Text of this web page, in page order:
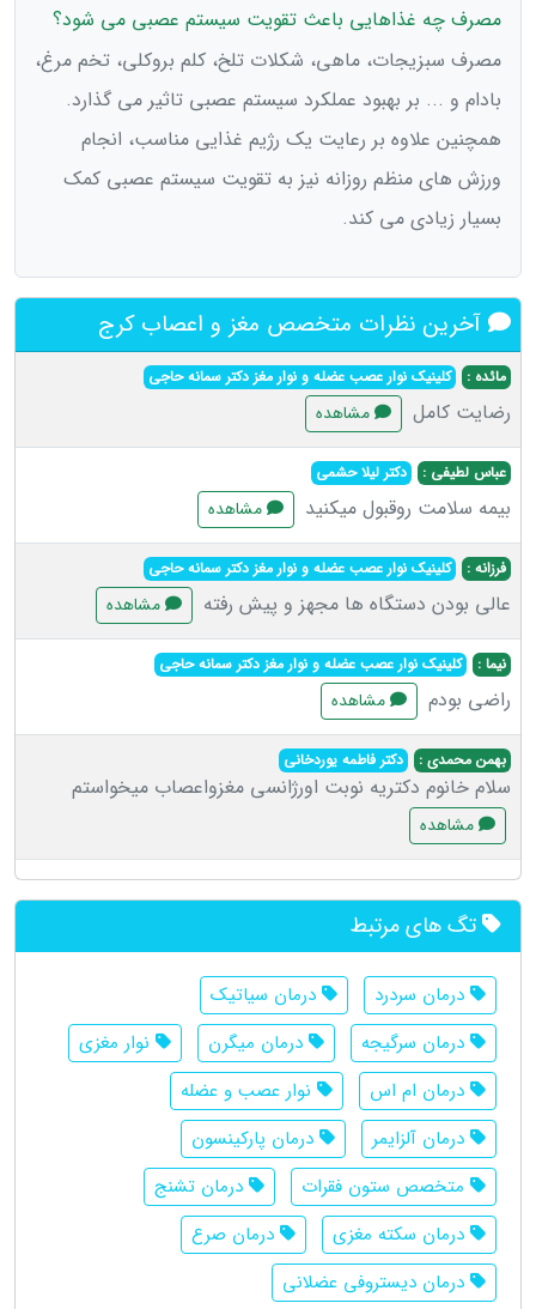
مصرف چه غذاهایی باعث تقویت سیستم عصبی می شود؟
مصرف سبزیجات، ماهی، شکلات تلخ، کلم بروکلی، تخم مرغ،
بادام و ... بر بهبود عملکرد سیستم عصبی تاثیر می گذارد.
همچنین علاوه بر رعایت یک رژیم غذایی مناسب، انجام
ورزش های منظم روزانه نیز به تقویت سیستم عصبی کمک
بسیار زیادی می کند.
آخرین نظرات متخصص مغز و اعصاب کرج
مائده : کلینیک نوار عصب عضله و نوار مغز دکتر سمانه حاجی
رضایت کامل مشاهده
عباس لطیفی : دکتر لیلا حشمی
بیمه سلامت روقبول میکنید مشاهده
فرزانه : کلینیک نوار عصب عضله و نوار مغز دکتر سمانه حاجی
عالی بودن دستگاه ها مجهز و پیش رفته مشاهده
نیما : کلینیک نوار عصب عضله و نوار مغز دکتر سمانه حاجی
راضی بودم مشاهده
بهمن محمدی : دکتر فاطمه یوردخانی
سلام خانوم دکتریه نوبت اورژانسی مغزواعصاب میخواستم
مشاهده
تگ های مرتبط
درمان سردرد
درمان سیاتیک
درمان سرگیجه
درمان میگرن
نوار مغزی
درمان ام اس
نوار عصب و عضله
درمان آلزایمر
درمان پارکینسون
متخصص ستون فقرات
درمان تشنج
درمان سکته مغزی
درمان صرع
درمان دیستروفی عضلانی